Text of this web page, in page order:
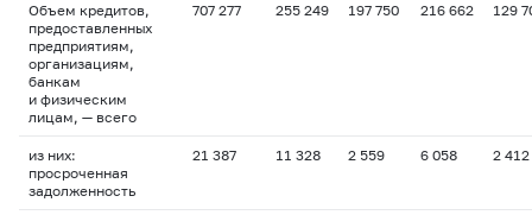
Объем кредитов,
предоставленных
предприятиям,
организациям,
банкам
и физическим
лицам, — всего
707 277 255 249 197 750 216 662 129
из них:
просроченная
задолженность
21 387 11 328 2 559 6 058 2 412